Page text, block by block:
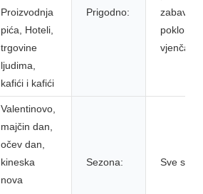
Proizvodnja
pića, Hoteli,
trgovine
ljudima,
kafići i kafići
Prigodno:
zabava,
pokloni,
vjenčanje
Valentinovo,
majčin dan,
očev dan,
kineska
nova
Sezona: Sve